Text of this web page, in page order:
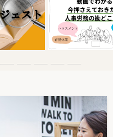
責任をとる形で、8月25日には、夢